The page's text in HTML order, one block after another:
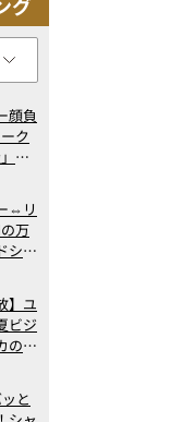
顔負
ク
凄
⇔リ
万
シン
】ユ
ビジ
の透
と